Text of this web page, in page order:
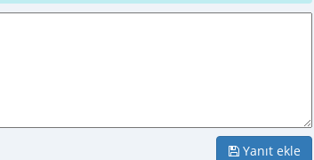
Yanıt ekle